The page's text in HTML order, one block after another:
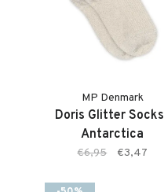
MP Denmark
Doris Glitter Socks |
Antarctica
€6,95 €3,47